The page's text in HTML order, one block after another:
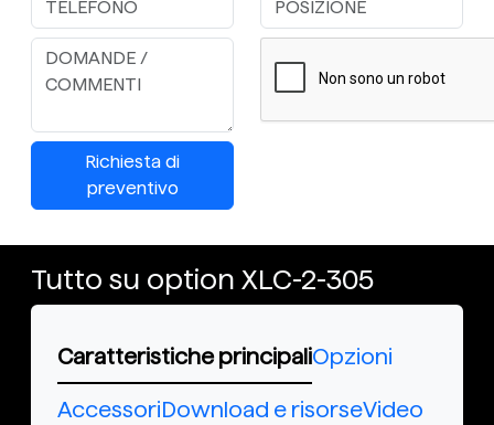
Richiesta di
preventivo
Tutto su option XLC-2-305
Caratteristiche principaliOpzioni
AccessoriDownload e risorseVideo